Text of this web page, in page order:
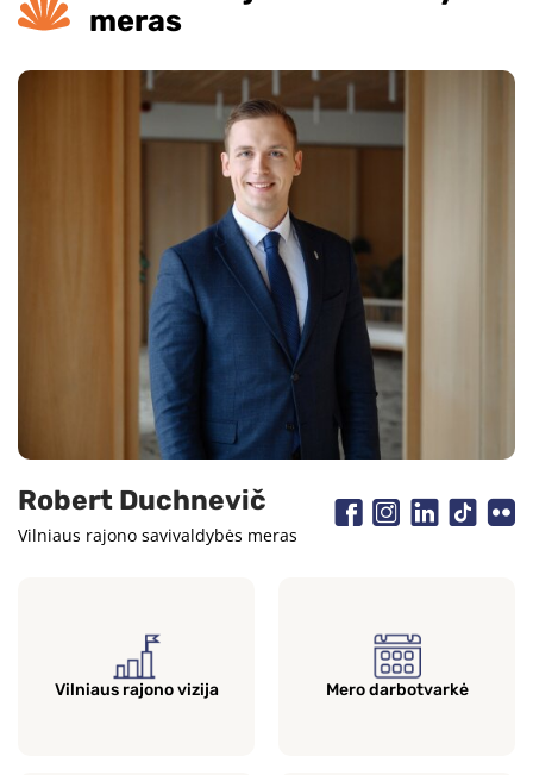
meras
Robert Duchnevič
Vilniaus rajono savivaldybės meras
Vilniaus rajono vizija Mero darbotvarkė